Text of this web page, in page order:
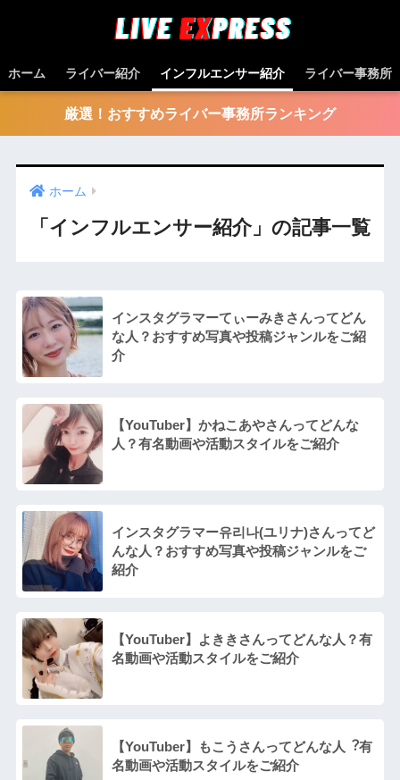
ホーム ライバー紹介 インフルエンサー紹介 ライバー事務所
厳選！おすすめライバー事務所ランキング
ホーム
「インフルエンサー紹介」の記事一覧
インスタグラマーてぃーみきさんってどん
な⼈？おすすめ写真や投稿ジャンルをご紹
介
【YouTuber】かねこあやさんってどんな
⼈？有名動画や活動スタイルをご紹介
インスタグラマー유리나(ユリナ)さんってど
んな⼈？おすすめ写真や投稿ジャンルをご
紹介
【YouTuber】よききさんってどんな⼈？有
名動画や活動スタイルをご紹介
【YouTuber】もこうさんってどんな⼈︖有
名動画や活動スタイルをご紹介